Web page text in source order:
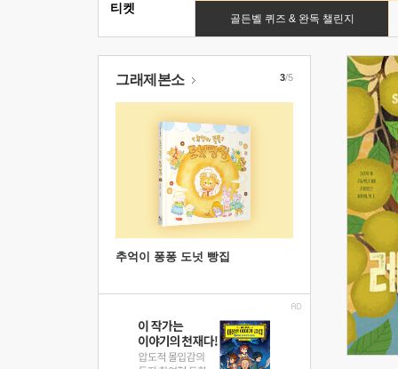
골든벨 퀴즈 & 완독 챌린지
티켓
그래제본소
추억이 퐁퐁 도넛 빵집
3/5